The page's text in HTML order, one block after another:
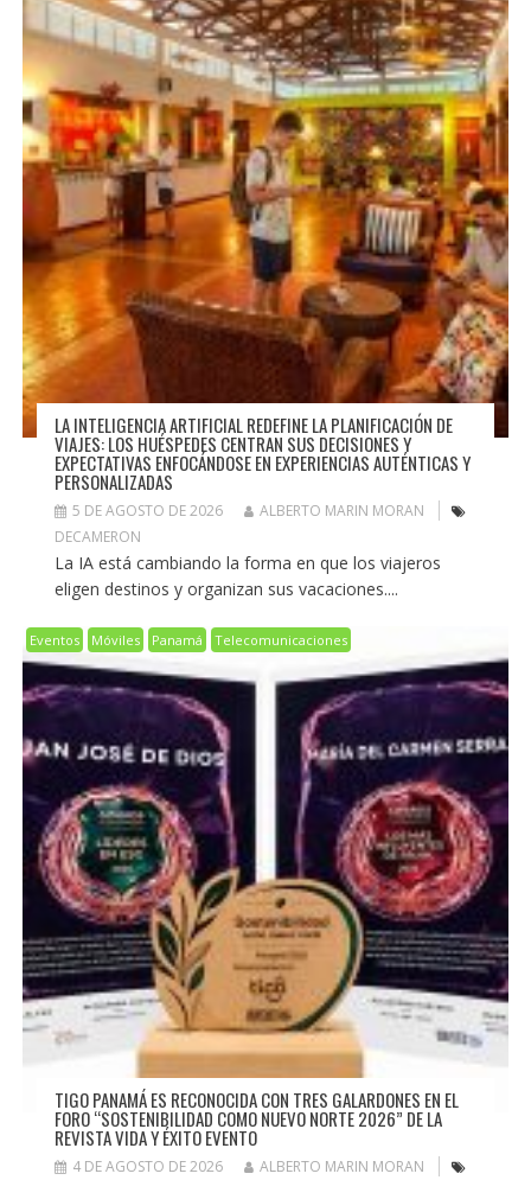
LA INTELIGENCIA ARTIFICIAL REDEFINE LA PLANIFICACIÓN DE
VIAJES: LOS HUÉSPEDES CENTRAN SUS DECISIONES Y
EXPECTATIVAS ENFOCÁNDOSE EN EXPERIENCIAS AUTÉNTICAS Y
PERSONALIZADAS
5 DE AGOSTO DE 2026
ALBERTO MARIN MORAN
DECAMERON
La IA está cambiando la forma en que los viajeros
eligen destinos y organizan sus vacaciones....
Eventos Móviles Panamá Telecomunicaciones
TIGO PANAMÁ ES RECONOCIDA CON TRES GALARDONES EN EL
FORO “SOSTENIBILIDAD COMO NUEVO NORTE 2026” DE LA
REVISTA VIDA Y ÉXITO EVENTO
4 DE AGOSTO DE 2026
ALBERTO MARIN MORAN